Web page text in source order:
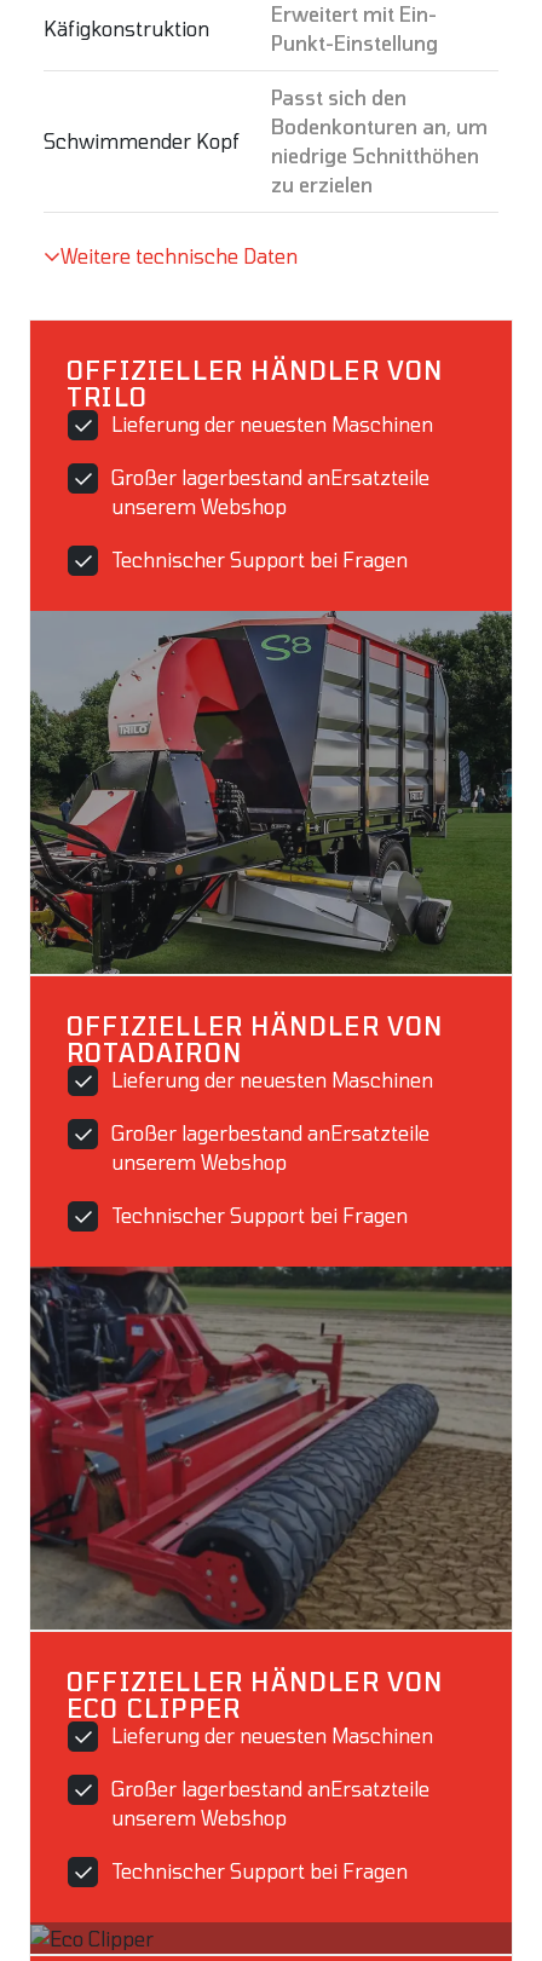
Käfigkonstruktion
Erweitert mit Ein-
Punkt-Einstellung
Schwimmender Kopf
Passt sich den
Bodenkonturen an, um
niedrige Schnitthöhen
zu erzielen
Weitere technische Daten
OFFIZIELLER HÄNDLER VON
TRILO
Lieferung der neuesten Maschinen
Großer lagerbestand anErsatzteile
unserem Webshop
Technischer Support bei Fragen
OFFIZIELLER HÄNDLER VON
ROTADAIRON
Lieferung der neuesten Maschinen
Großer lagerbestand anErsatzteile
unserem Webshop
Technischer Support bei Fragen
OFFIZIELLER HÄNDLER VON
ECO CLIPPER
Lieferung der neuesten Maschinen
Großer lagerbestand anErsatzteile
unserem Webshop
Technischer Support bei Fragen